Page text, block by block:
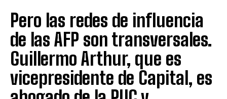
Pero las redes de influencia
de las AFP son transversales.
Guillermo Arthur, que es
vicepresidente de Capital, es